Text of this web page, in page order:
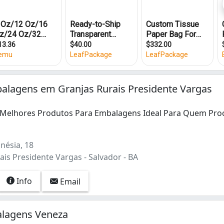
em Granjas Rurais Presidente Vargas
Produtos Para Embalagens Ideal Para Quem
18
Presidente Vargas - Salvador - BA
Info Email
Veneza